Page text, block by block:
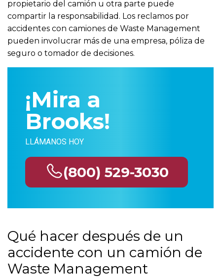
propietario del camión u otra parte puede
compartir la responsabilidad. Los reclamos por
accidentes con camiones de Waste Management
pueden involucrar más de una empresa, póliza de
seguro o tomador de decisiones.
¡Mira a
Brooks!
LLÁMANOS HOY
(800) 529-3030
Qué hacer después de un
accidente con un camión de
Waste Management